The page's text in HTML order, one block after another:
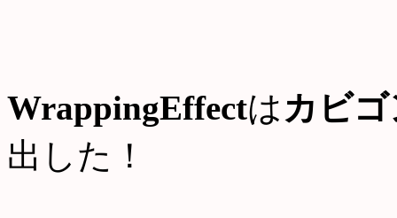
WrappingEffectは カビ
出した！